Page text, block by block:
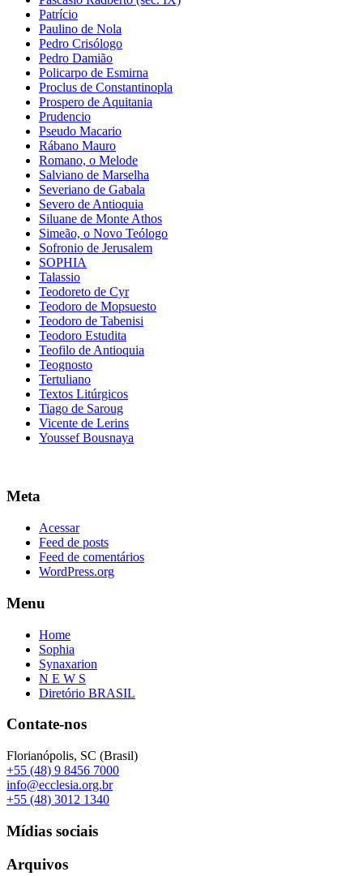
Patrício
Paulino de Nola
Pedro Crisólogo
Pedro Damião
Policarpo de Esmirna
Proclus de Constantinopla
Prospero de Aquitania
Prudencio
Pseudo Macario
Rábano Mauro
Romano, o Melode
Salviano de Marselha
Severiano de Gabala
Severo de Antioquia
Siluane de Monte Athos
Simeão, o Novo Teólogo
Sofronio de Jerusalem
SOPHIA
Talassio
Teodoreto de Cyr
Teodoro de Mopsuesto
Teodoro de Tabenisi
Teodoro Estudita
Teofilo de Antioquia
Teognosto
Tertuliano
Textos Litúrgicos
Tiago de Saroug
Vicente de Lerins
Youssef Bousnaya
Meta
Acessar
Feed de posts
Feed de comentários
WordPress.org
Menu
Home
Sophia
Synaxarion
N E W S
Diretório BRASIL
Contate-nos
Florianópolis, SC (Brasil)
+55 (48) 9 8456 7000
info@ecclesia.org.br
+55 (48) 3012 1340
Mídias sociais
Arquivos